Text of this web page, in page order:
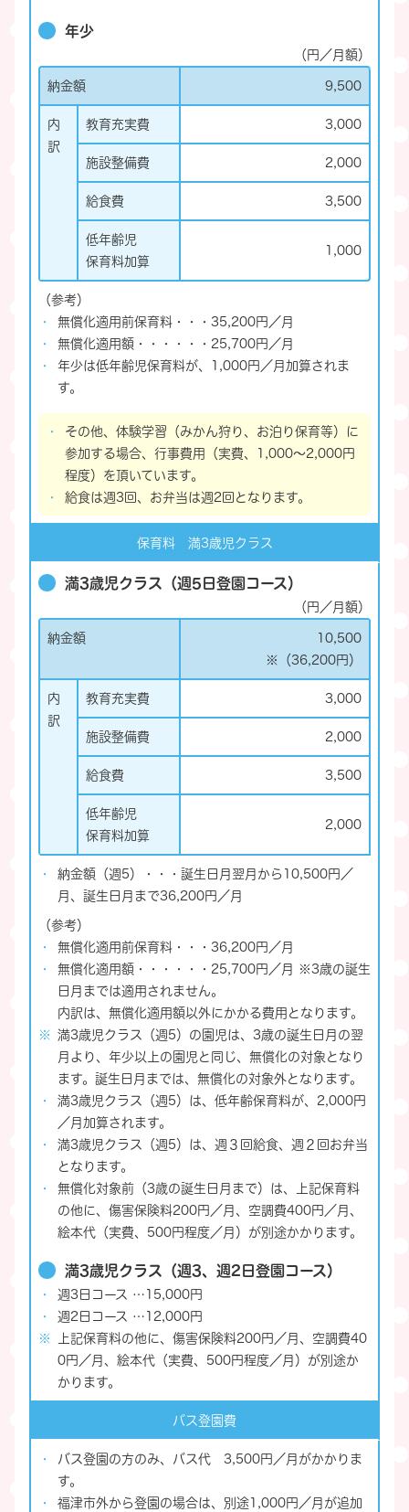
年少
（円／月額）
納金額
9,500
内
訳
教育充実費 3,000
施設整備費 2,000
給食費 3,500
低年齢児
保育料加算
1,000
（参考）
無償化適用前保育料・・・35,200円／月
無償化適用額・・・・・・25,700円／月
年少は低年齢児保育料が、1,000円／月加算されま
す。
その他、体験学習（みかん狩り、お泊り保育等）に
参加する場合、行事費用（実費、1,000～2,000円
程度）を頂いています。
給食は週3回、お弁当は週2回となります。
保育料 満3歳児クラス
満3歳児クラス（週5日登園コース）
（円／月額）
納金額
10,500
※（36,200円）
内
訳
教育充実費 3,000
施設整備費 2,000
給食費 3,500
低年齢児
保育料加算
2,000
納金額（週5）・・・誕生日月翌月から10,500円／
月、誕生日月まで36,200円／月
（参考）
無償化適用前保育料・・・36,200円／月
無償化適用額・・・・・・25,700円／月 ※3歳の誕生
日月までは適用されません。
内訳は、無償化適用額以外にかかる費用となります。
満3歳児クラス（週5）の園児は、3歳の誕生日月の翌
月より、年少以上の園児と同じ、無償化の対象となり
ます。誕生日月までは、無償化の対象外となります。
満3歳児クラス（週5）は、低年齢保育料が、2,000円
／月加算されます。
満3歳児クラス（週5）は、週３回給食、週２回お弁当
となります。
無償化対象前（3歳の誕生日月まで）は、上記保育料
の他に、傷害保険料200円／月、空調費400円／月、
絵本代（実費、500円程度／月）が別途かかります。
満3歳児クラス（週3、週2日登園コース）
週3日コース …15,000円
週2日コース …12,000円
上記保育料の他に、傷害保険料200円／月、空調費40
0円／月、絵本代（実費、500円程度／月）が別途か
かります。
バス登園費
バス登園の方のみ、バス代 3,500円／月がかかりま
す。
福津市外から登園の場合は、別途1,000円／月が追加